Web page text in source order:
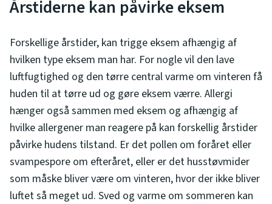
Årstiderne kan påvirke eksem
Forskellige årstider, kan trigge eksem afhængig af
hvilken type eksem man har. For nogle vil den lave
luftfugtighed og den tørre central varme om vinteren få
huden til at tørre ud og gøre eksem værre. Allergi
hænger også sammen med eksem og afhængig af
hvilke allergener man reagere på kan forskellig årstider
påvirke hudens tilstand. Er det pollen om foråret eller
svampespore om efteråret, eller er det husstøvmider
som måske bliver være om vinteren, hvor der ikke bliver
luftet så meget ud. Sved og varme om sommeren kan